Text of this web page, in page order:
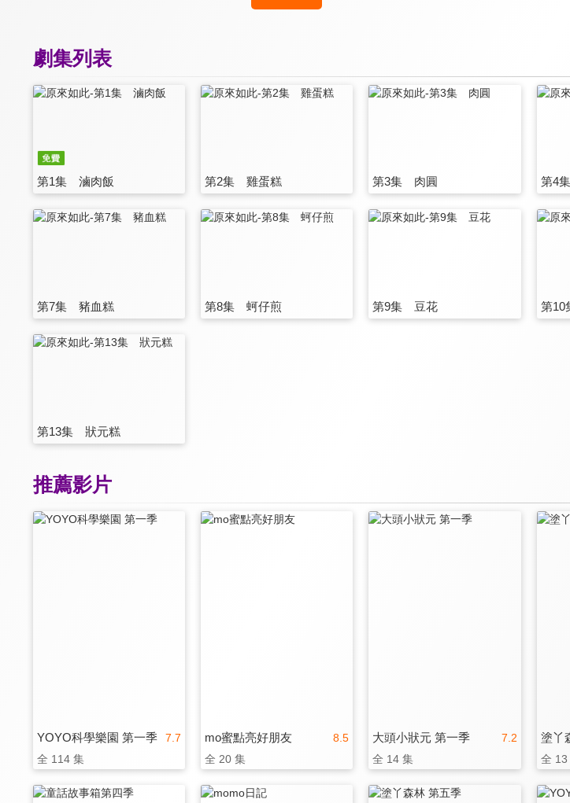
劇集列表
第1集 滷肉飯 第2集 雞蛋糕 第3集 肉圓 第4
第7集 豬血糕 第8集 蚵仔煎 第9集 豆花 第
第13集 狀元糕
推薦影片
7.7
YOYO科學樂園 第一季
全 114 集
8.5
mo蜜點亮好朋友
全 20 集
7.2
大頭小狀元 第一季
全 14 集
塗丫
全 13